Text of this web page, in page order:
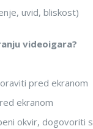
uvid, bliskost)
videoigara?
pred ekranom
ekranom
okvir, dogovoriti